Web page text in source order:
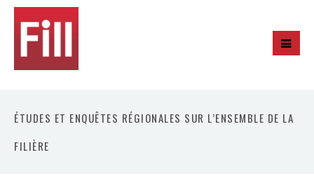
ÉTUDES ET ENQUÊTES RÉGIONALES SUR L’ENSEMBLE DE LA
FILIÈRE